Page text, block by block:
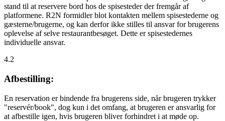
stand til at reservere bord hos de spisesteder der fremgår af
platformene. R2N formidler blot kontakten mellem spisestederne og
gæsterne/brugerne, og kan derfor ikke stilles til ansvar for brugerens
oplevelse af selve restaurantbesøget. Dette er spisestedernes
individuelle ansvar.
4.2
Afbestilling:
En reservation er bindende fra brugerens side, når brugeren trykker
"reservér/book", dog kun i det omfang, at brugeren er ansvarlig for
at afbestille igen, hvis brugeren bliver forhindret i at møde op.